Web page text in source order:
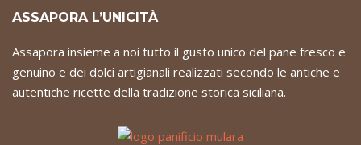
ASSAPORA L’UNICITÀ
Assapora insieme a noi tutto il gusto unico del pane fresco e
genuino e dei dolci artigianali realizzati secondo le antiche e
autentiche ricette della tradizione storica siciliana.